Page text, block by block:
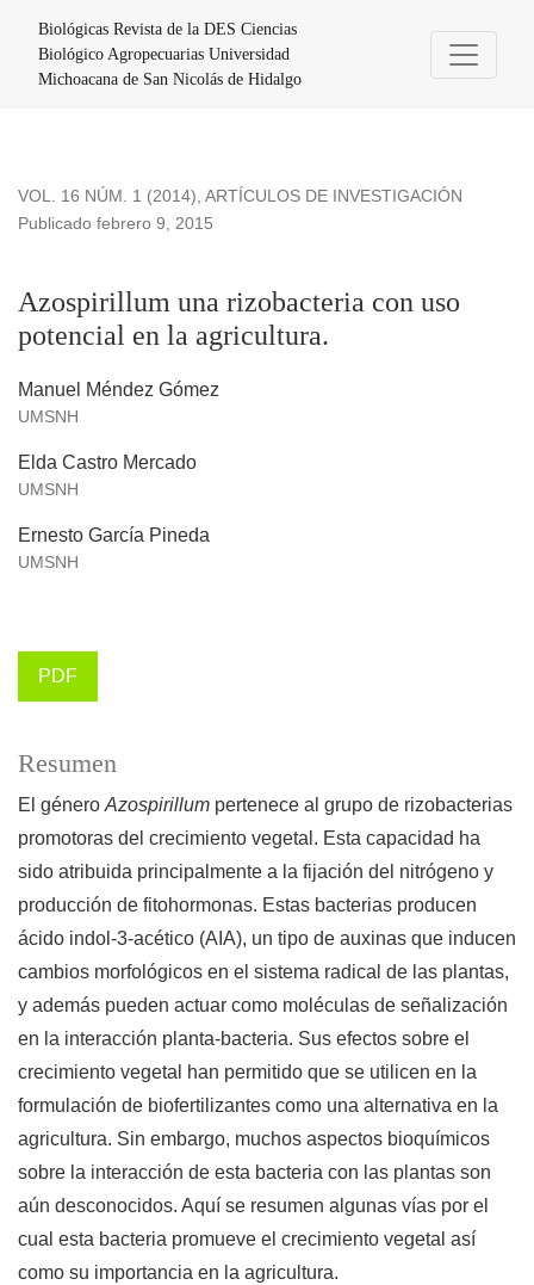
Biológicas Revista de la DES Ciencias
Biológico Agropecuarias Universidad
Michoacana de San Nicolás de Hidalgo
VOL. 16 NÚM. 1 (2014), ARTÍCULOS DE INVESTIGACIÓN
Azospirillum una rizobacteria con uso
potencial en la agricultura.
Publicado febrero 9, 2015
Manuel Méndez Gómez
UMSNH
Elda Castro Mercado
UMSNH
Ernesto García Pineda
UMSNH
PDF
Resumen
El género Azospirillum pertenece al grupo de rizobacterias
promotoras del crecimiento vegetal. Esta capacidad ha
sido atribuida principalmente a la fijación del nitrógeno y
producción de fitohormonas. Estas bacterias producen
ácido indol-3-acético (AIA), un tipo de auxinas que inducen
cambios morfológicos en el sistema radical de las plantas,
y además pueden actuar como moléculas de señalización
en la interacción planta-bacteria. Sus efectos sobre el
crecimiento vegetal han permitido que se utilicen en la
formulación de biofertilizantes como una alternativa en la
agricultura. Sin embargo, muchos aspectos bioquímicos
sobre la interacción de esta bacteria con las plantas son
aún desconocidos. Aquí se resumen algunas vías por el
cual esta bacteria promueve el crecimiento vegetal así
como su importancia en la agricultura.